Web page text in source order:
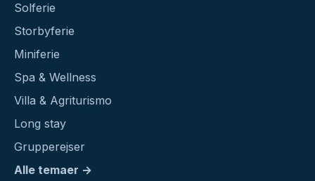
Solferie
Storbyferie
Miniferie
Spa & Wellness
Villa & Agriturismo
Long stay
Grupperejser
Alle temaer →